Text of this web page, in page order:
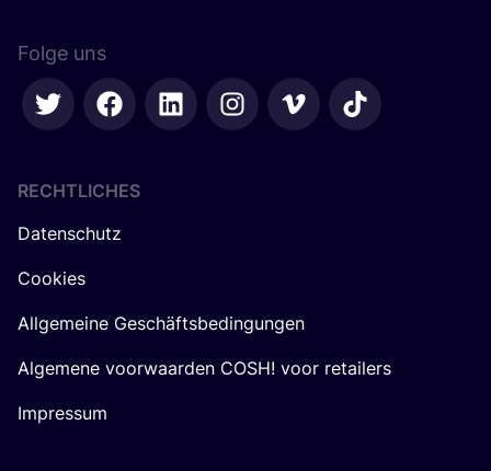
Folge uns
RECHTLICHES
Datenschutz
Cookies
Allgemeine Geschäftsbedingungen
Algemene voorwaarden COSH! voor retailers
Impressum